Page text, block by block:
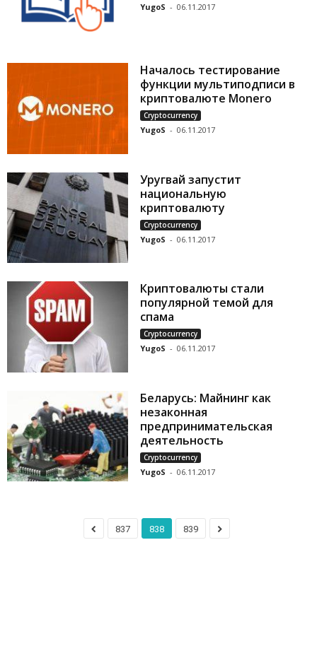
YugoS - 06.11.2017
Началось тестирование
функции мультиподписи в
криптовалюте Monero
Cryptocurrency
YugoS - 06.11.2017
Уругвай запустит
национальную
криптовалюту
Cryptocurrency
YugoS - 06.11.2017
Криптовалюты стали
популярной темой для
спама
Cryptocurrency
YugoS - 06.11.2017
Беларусь: Майнинг как
незаконная
предпринимательская
деятельность
Cryptocurrency
YugoS - 06.11.2017
837 838 839